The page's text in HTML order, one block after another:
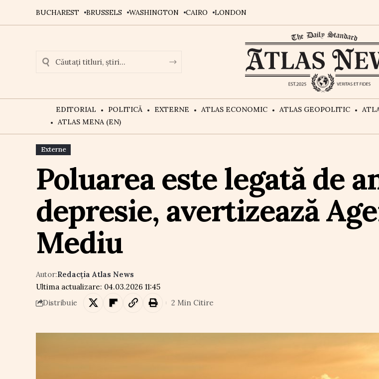
BUCHAREST BRUSSELS WASHINGTON CAIRO LONDON
EDITORIAL POLITICĂ EXTERNE ATLAS ECONOMIC ATLAS GEOPOLITIC
ATLAS MENA (EN)
Externe
Poluarea este legată de
depresie, avertizează
Mediu
Ultima actualizare: 04.03.2026 11:45
Autor:Redacția Atlas News
Distribuie 2 Min Citire